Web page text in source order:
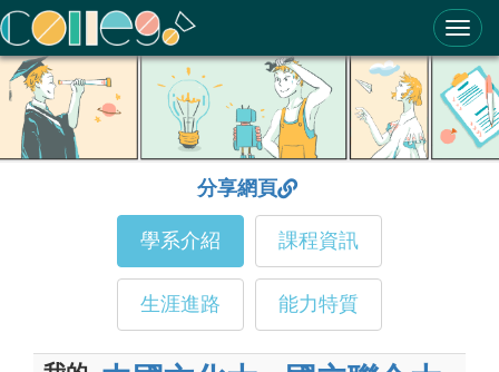
ColleGo! 大學選才與高中育才輔助系統
分享網頁
學系介紹 課程資訊
生涯進路 能力特質